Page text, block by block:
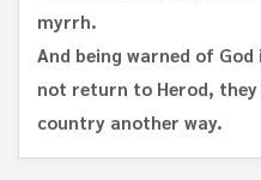
myrrh.
And being warned of
not return to Herod,
country another way.